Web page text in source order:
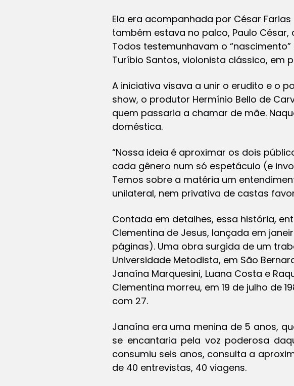
Ela era acompanhada por César
também estava no palco, Paulo César,
Todos testemunhavam o
Turíbio Santos, violonista clássico, em
A iniciativa visava a unir o erudito e o
show, o produtor Hermínio Bello de
quem passaria a chamar de mãe.
doméstica.
“Nossa ideia é aproximar os dois
cada gênero num só espetáculo (e
Temos sobre a matéria um
unilateral, nem privativa de castas
Contada em detalhes, essa história,
Clementina de Jesus, lançada em
páginas). Uma obra surgida de um
Universidade Metodista, em São
Janaína Marquesini, Luana Costa e
Clementina morreu, em 19 de julho de
com 27.
Janaína era uma menina de 5 anos,
se encantaria pela voz poderosa
consumiu seis anos, consulta a
de 40 entrevistas, 40 viagens.